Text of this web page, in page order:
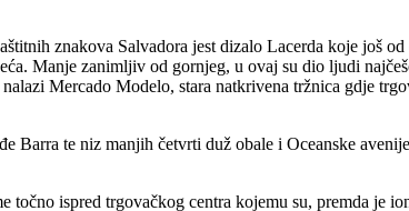
znakova Salvadora jest dizalo Lacerda koje još
Manje zanimljiv od gornjeg, u ovaj su dio ljudi
Mercado Modelo, stara natkrivena tržnica gdje
Barra te niz manjih četvrti duž obale i Oceanske
ispred trgovačkog centra kojemu su, premda je